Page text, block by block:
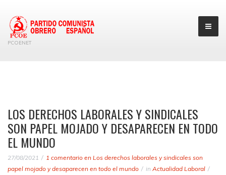
PCOENET
LOS DERECHOS LABORALES Y SINDICALES
SON PAPEL MOJADO Y DESAPARECEN EN TODO
EL MUNDO
27/08/2021 1 comentario en Los derechos laborales y sindicales son
papel mojado y desaparecen en todo el mundo
in Actualidad Laboral